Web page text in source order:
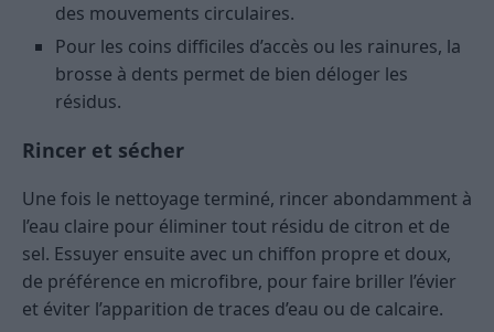
des mouvements circulaires.
Pour les coins difficiles d’accès ou les rainures, la
brosse à dents permet de bien déloger les
résidus.
Rincer et sécher
Une fois le nettoyage terminé, rincer abondamment à
l’eau claire pour éliminer tout résidu de citron et de
sel. Essuyer ensuite avec un chiffon propre et doux,
de préférence en microfibre, pour faire briller l’évier
et éviter l’apparition de traces d’eau ou de calcaire.